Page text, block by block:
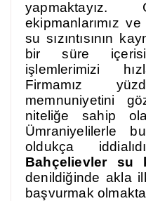
yapmaktayız.
ekipmanlarımız
su sızıntısının
bir süre
işlemlerimizi
Firmamız
memnuniyetini
niteliğe sahip
Ümraniyelilerle
oldukça
Bahçelievler su
denildiğinde akla
başvurmak